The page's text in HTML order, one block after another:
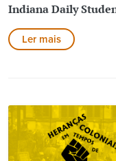
Indiana Daily
Ler mais